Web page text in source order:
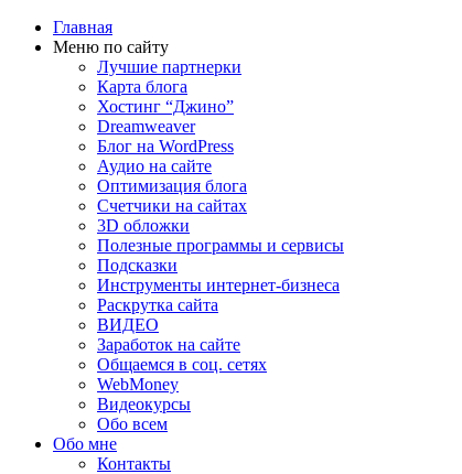
Главная
Меню по сайту
Лучшие партнерки
Карта блога
Хостинг “Джино”
Dreamweaver
Блог на WordPress
Аудио на сайте
Оптимизация блога
Счетчики на сайтах
3D обложки
Полезные программы и сервисы
Подсказки
Инструменты интернет-бизнеса
Раскрутка сайта
ВИДЕО
Заработок на сайте
Общаемся в соц. сетях
WebMoney
Видеокурсы
Обо всем
Обо мне
Контакты